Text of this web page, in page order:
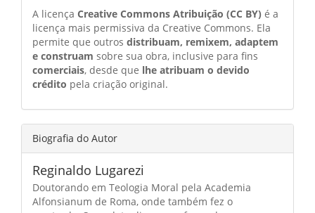
A licença Creative Commons Atribuição (CC BY) é a
licença mais permissiva da Creative Commons. Ela
permite que outros distribuam, remixem, adaptem
e construam sobre sua obra, inclusive para fins
comerciais, desde que lhe atribuam o devido
crédito pela criação original.
Biografia do Autor
Reginaldo Lugarezi
Doutorando em Teologia Moral pela Academia
Alfonsianum de Roma, onde também fez o